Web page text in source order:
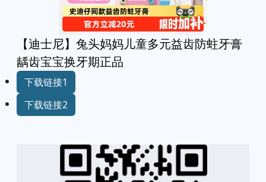
【迪士尼】兔头妈妈儿童多元益齿防蛀牙膏
龋齿宝宝换牙期正品
下载链接1
下载链接2